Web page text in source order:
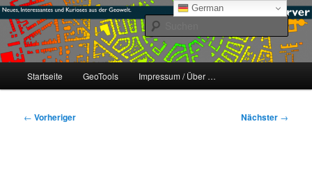
Zum
primären
Inhalt
springen#geoObserver
mikeE's GeoBlog
Startseite GeoTools Impressum / Über …
Beitragsnavigation
← Vorheriger Nächster →
German